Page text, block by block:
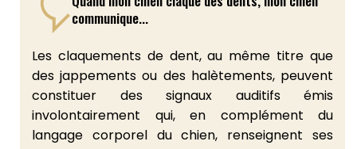
communique...
Les claquements de dent, au même titre que
des jappements ou des halètements, peuvent
constituer des signaux auditifs émis
involontairement qui, en complément du
langage corporel du chien, renseignent ses